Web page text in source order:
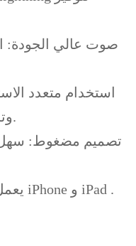
صوت عالي
استخدام متعدد
وتسجيل الفيديو والتقاط الصوت.
تصميم مضغوط: سهل
متوافق مع أجهزة Apple: يعمل مع iPhone و iPad .